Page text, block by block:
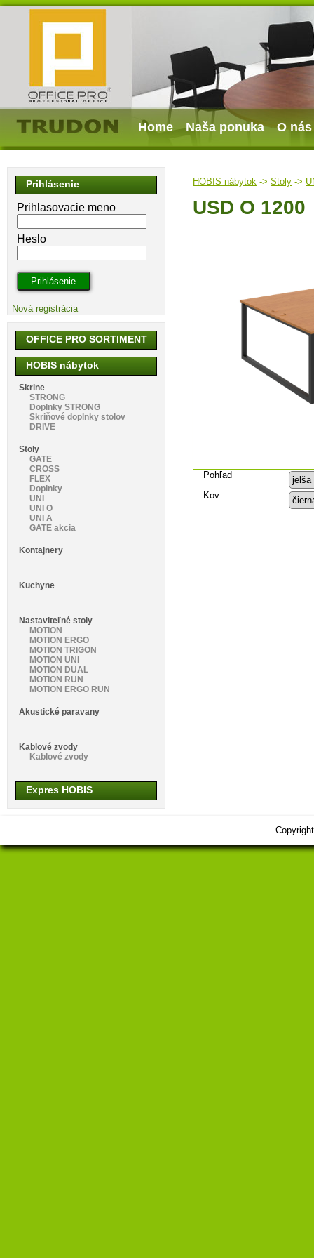
Home Naša ponuka O nás
HOBIS nábytok -> Stoly ->
USD O 1200
Pohľad
Kov
Prihlásenie
Prihlasovacie meno
Heslo
Nová registrácia
OFFICE PRO SORTIMENT
HOBIS nábytok
Skrine
STRONG
Doplnky STRONG
Skriňové doplnky stolov
DRIVE
Stoly
GATE
CROSS
FLEX
Doplnky
UNI
UNI O
UNI A
GATE akcia
Kontajnery
Kuchyne
Nastaviteľné stoly
MOTION
MOTION ERGO
MOTION TRIGON
MOTION UNI
MOTION DUAL
MOTION RUN
MOTION ERGO RUN
Akustické paravany
Kablové zvody
Kablové zvody
Expres HOBIS